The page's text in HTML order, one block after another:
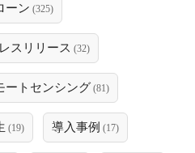
ーン (325)
スリリース (32)
ートセンシング (81)
(19) 導入事例 (17)